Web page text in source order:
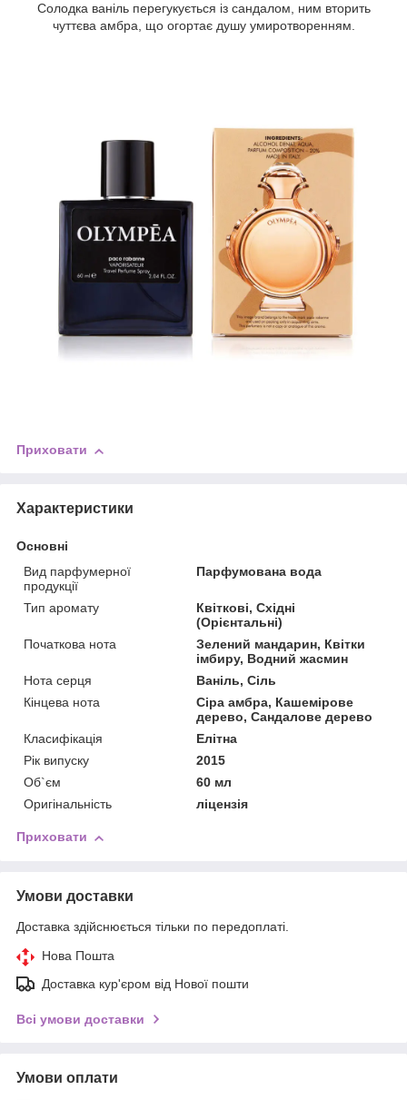
Солодка ваніль перегукується із сандалом, ним вторить
чуттєва амбра, що огортає душу умиротворенням.
Приховати
Характеристики
Основні
Вид парфумерної
продукції
Парфумована вода
Тип аромату
Квіткові, Східні
(Орієнтальні)
Початкова нота
Зелений мандарин, Квітки
імбиру, Водний жасмин
Нота серця
Ваніль, Сіль
Кінцева нота
Сіра амбра, Кашемірове
дерево, Сандалове дерево
Класифікація
Елітна
Рік випуску
2015
Об`єм
60 мл
Оригінальність
ліцензія
Приховати
Умови доставки
Доставка здійснюється тільки по передоплаті.
Нова Пошта
Доставка кур'єром від Нової пошти
Всі умови доставки
Умови оплати